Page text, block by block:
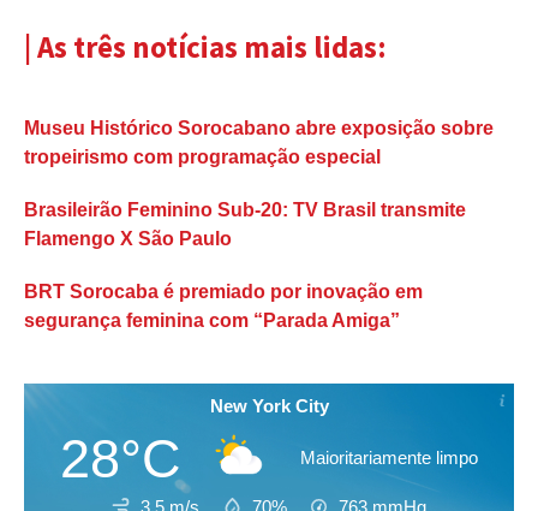
| As três notícias mais lidas:
Museu Histórico Sorocabano abre exposição sobre
tropeirismo com programação especial
Brasileirão Feminino Sub-20: TV Brasil transmite
Flamengo X São Paulo
BRT Sorocaba é premiado por inovação em
segurança feminina com “Parada Amiga”
New York City
28°C Maioritariamente limpo